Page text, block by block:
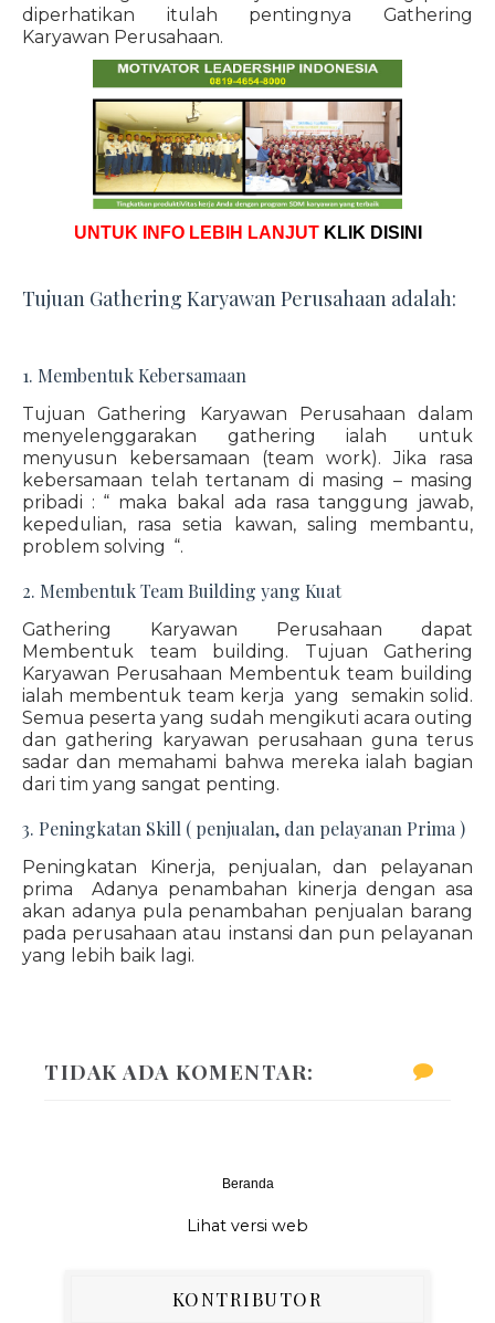
diperhatikan itulah pentingnya Gathering
Karyawan Perusahaan.
UNTUK INFO LEBIH LANJUT KLIK DISINI
Tujuan Gathering Karyawan Perusahaan adalah:
1. Membentuk Kebersamaan
Tujuan Gathering Karyawan Perusahaan dalam
menyelenggarakan gathering ialah untuk
menyusun kebersamaan (team work). Jika rasa
kebersamaan telah tertanam di masing – masing
pribadi : “ maka bakal ada rasa tanggung jawab,
kepedulian, rasa setia kawan, saling membantu,
problem solving “.
2. Membentuk Team Building yang Kuat
Gathering Karyawan Perusahaan dapat
Membentuk team building. Tujuan Gathering
Karyawan Perusahaan Membentuk team building
ialah membentuk team kerja yang semakin solid.
Semua peserta yang sudah mengikuti acara outing
dan gathering karyawan perusahaan guna terus
sadar dan memahami bahwa mereka ialah bagian
dari tim yang sangat penting.
3. Peningkatan Skill ( penjualan, dan pelayanan Prima )
Peningkatan Kinerja, penjualan, dan pelayanan
prima Adanya penambahan kinerja dengan asa
akan adanya pula penambahan penjualan barang
pada perusahaan atau instansi dan pun pelayanan
yang lebih baik lagi.
TIDAK ADA KOMENTAR:
Beranda
Lihat versi web
KONTRIBUTOR